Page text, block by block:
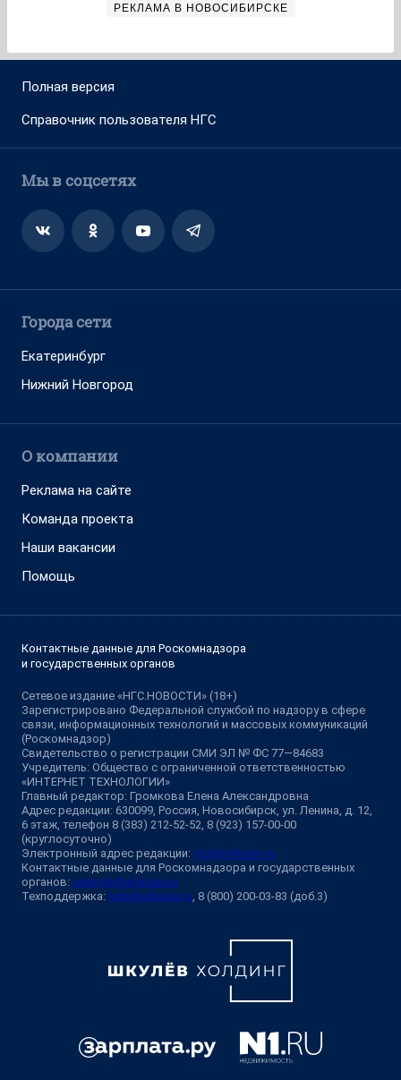
РЕКЛАМА В НОВОСИБИРСКЕ
Полная версия
Справочник пользователя НГС
Мы в соцсетях
Города сети
Екатеринбург
Нижний Новгород
О компании
Реклама на сайте
Команда проекта
Наши вакансии
Помощь
Контактные данные для Роскомнадзора
и государственных органов
Сетевое издание «НГС.НОВОСТИ» (18+)
Зарегистрировано Федеральной службой по надзору в сфере
связи, информационных технологий и массовых коммуникаций
(Роскомнадзор)
Свидетельство о регистрации СМИ ЭЛ № ФС 77—84683
Учредитель: Общество с ограниченной ответственностью
«ИНТЕРНЕТ ТЕХНОЛОГИИ»
Главный редактор: Громкова Елена Александровна
Адрес редакции: 630099, Россия, Новосибирск, ул. Ленина, д. 12,
6 этаж, телефон 8 (383) 212-52-52, 8 (923) 157-00-00
(круглосуточно)
Электронный адрес редакции: ngs@shkulev.ru
Контактные данные для Роскомнадзора и государственных
органов: juristnsk@shkulev.ru
Техподдержка: help@shkulev.ru , 8 (800) 200-03-83 (доб.3)